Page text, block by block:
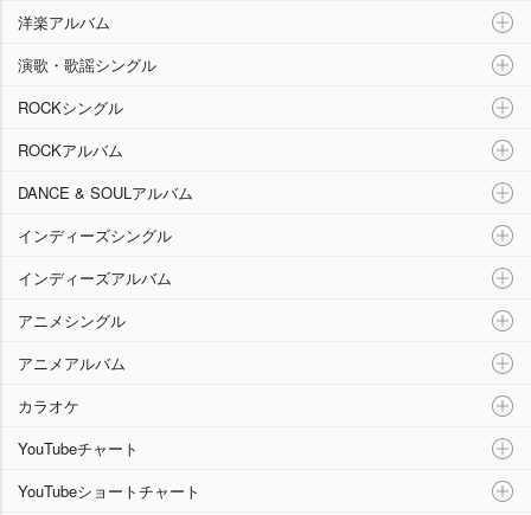
洋楽アルバム
演歌・歌謡シングル
ROCKシングル
ROCKアルバム
DANCE & SOULアルバム
インディーズシングル
インディーズアルバム
アニメシングル
アニメアルバム
カラオケ
YouTubeチャート
YouTubeショートチャート